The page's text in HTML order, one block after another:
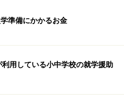
準備にかかるお金
用している小中学校の就学援助